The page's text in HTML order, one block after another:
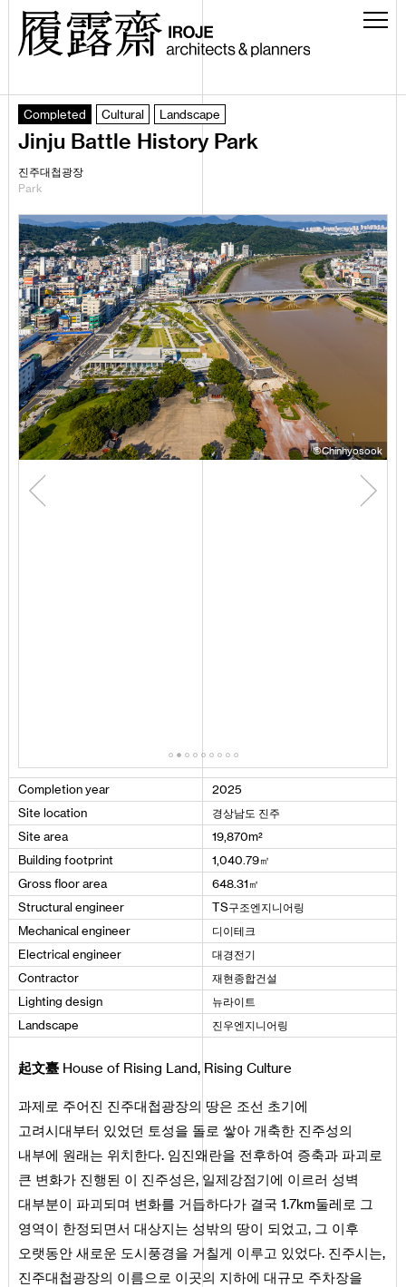
Completed Cultural Landscape
Jinju Battle History Park
진주대첩광장
Park
©Chinhyosook
Completion year
2025
Site location
경상남도 진주
Site area 19 870m²
Building footprint 1 040 79㎡
Gross floor area 648 31 ㎡
Structural engineer TS구조엔지니어링
Mechanical engineer
디이테크
Electrical engineer
대경전기
Contractor
재현종합건설
Lighting design
뉴라이트
Landscape
진우엔지니어링
起文臺 House of Rising Land, Rising Culture
과제로 주어진 진주대첩광장의 땅은 조선 초기에
고려시대부터 있었던 토성을 돌로 쌓아 개축한 진주성의
내부에 원래는 위치한다. 임진왜란을 전후하여 증축과 파괴로
큰 변화가 진행된 이 진주성은, 일제강점기에 이르러 성벽
대부분이 파괴되며 변화를 거듭하다가 결국 1.7km둘레로 그
영역이 한정되면서 대상지는 성밖의 땅이 되었고, 그 이후
오랫동안 새로운 도시풍경을 거칠게 이루고 있었다. 진주시는,
진주대첩광장의 이름으로 이곳의 지하에 대규모 주차장을